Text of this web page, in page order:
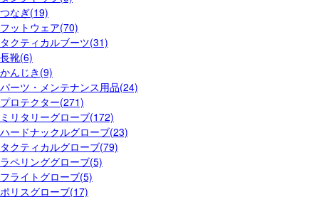
つなぎ(19)
フットウェア(70)
タクティカルブーツ(31)
長靴(6)
かんじき(9)
パーツ・メンテナンス用品(24)
プロテクター(271)
ミリタリーグローブ(172)
ハードナックルグローブ(23)
タクティカルグローブ(79)
ラペリンググローブ(5)
フライトグローブ(5)
ポリスグローブ(17)